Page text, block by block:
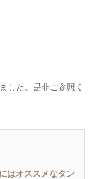
した。是非ご参照く
はオススメなタン